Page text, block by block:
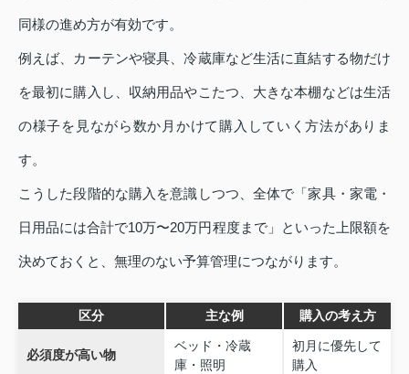
同様の進め方が有効です。
例えば、カーテンや寝具、冷蔵庫など生活に直結する物だけ
を最初に購入し、収納用品やこたつ、大きな本棚などは生活
の様子を見ながら数か月かけて購入していく方法がありま
す。
こうした段階的な購入を意識しつつ、全体で「家具・家電・
日用品には合計で10万〜20万円程度まで」といった上限額を
決めておくと、無理のない予算管理につながります。
区分 主な例 購入の考え方
必須度が高い物
ベッド・冷蔵
庫・照明
初月に優先して
購入